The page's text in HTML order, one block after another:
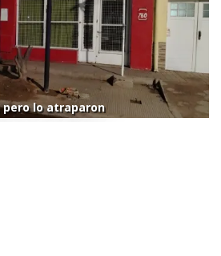
pero lo atraparon